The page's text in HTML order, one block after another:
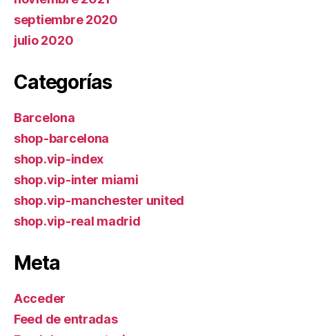
septiembre 2020
julio 2020
Categorías
Barcelona
shop-barcelona
shop.vip-index
shop.vip-inter miami
shop.vip-manchester united
shop.vip-real madrid
Meta
Acceder
Feed de entradas